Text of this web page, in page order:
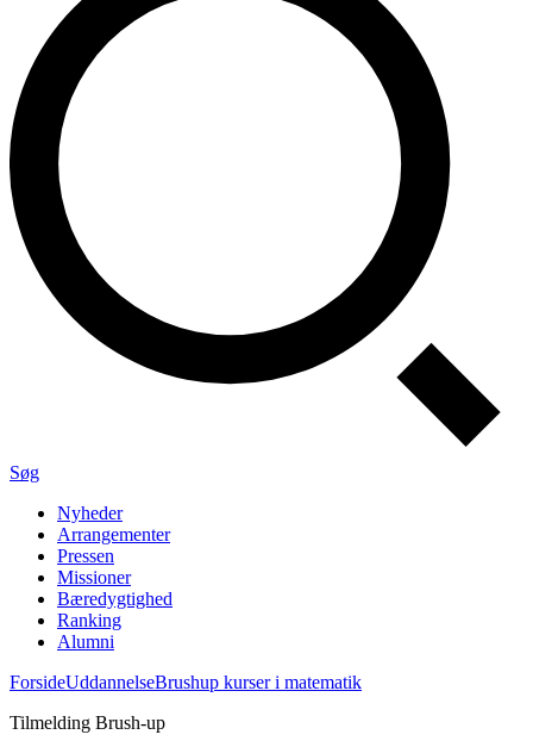
Søg
Nyheder
Arrangementer
Pressen
Missioner
Bæredygtighed
Ranking
Alumni
ForsideUddannelseBrushup kurser i matematik
Tilmelding Brush-up